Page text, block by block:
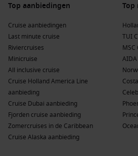
activiteiten aan boord.
Breed aanbod aan routes:
Veel
bestemmingen om uit te kiezen.
Geschikt voor gezinnen en
kinderen en sociale mogelijkheden
Levendige sfeer:Veel
bijeenkomsten op het dek.
Daarnaast profiteer je vaak van
vroegboekkortingen. Zo kun je jouw
tegen de beste prijs.
Top aanbiedingen
Cruise aanbiedingen
Last minute cruise
Riviercruises
Minicruise
All inclusive cruise
Cruise Holland America Line
aanbieding
Cruise Dubai aanbieding
Fjorden cruise aanbieding
Zomercruises in de Caribbean
Cruise Alaska aanbieding
Top
TUI
MSC